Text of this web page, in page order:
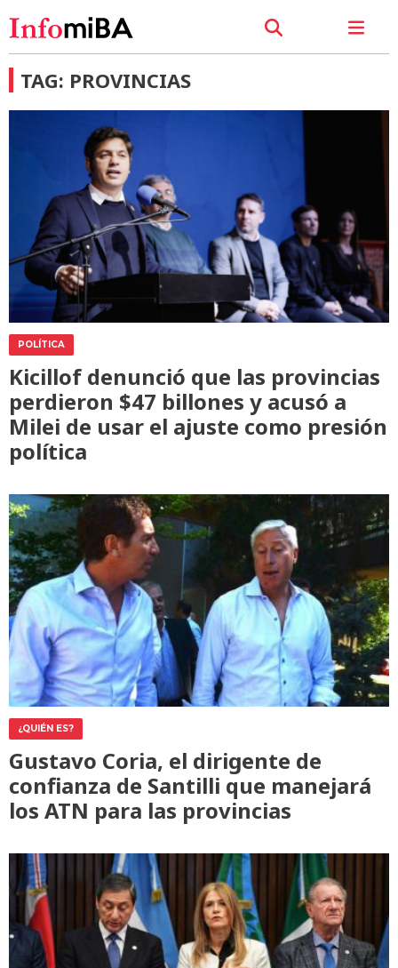
TAG: PROVINCIAS
POLÍTICA
Kicillof denunció que las provincias
perdieron $47 billones y acusó a
Milei de usar el ajuste como presión
política
¿QUIÉN ES?
Gustavo Coria, el dirigente de
confianza de Santilli que manejará
los ATN para las provincias